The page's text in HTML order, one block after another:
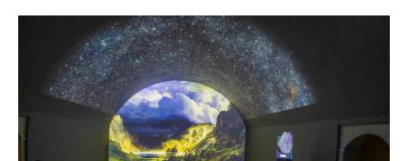
The guardroom becomes a projection surface, featuring
landscapes, scenes of life and the construction of forts... A
20-minute show that provides the keys to understanding
the fortified village and facilitating its discovery.